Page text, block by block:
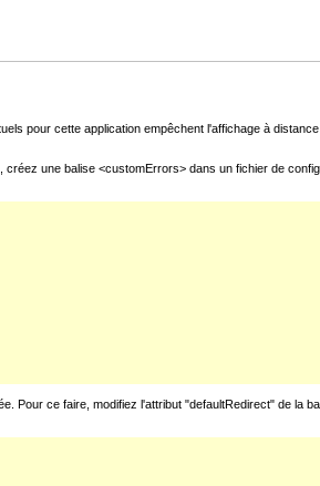
pour cette application empêchent l'affichage à
une balise <customErrors> dans un fichier de
Pour ce faire, modifiez l'attribut "defaultRedirect" de la